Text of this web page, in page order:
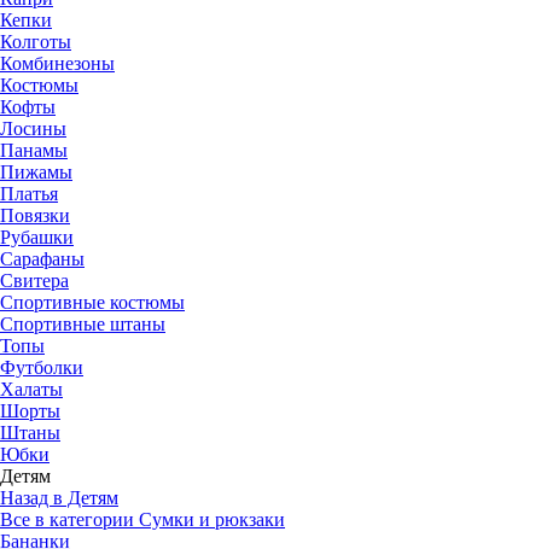
Кепки
Колготы
Комбинезоны
Костюмы
Кофты
Лосины
Панамы
Пижамы
Платья
Повязки
Рубашки
Сарафаны
Свитера
Спортивные костюмы
Спортивные штаны
Топы
Футболки
Халаты
Шорты
Штаны
Юбки
Детям
Назад в Детям
Все в категории Сумки и рюкзаки
Бананки